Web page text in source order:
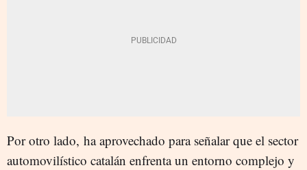
Por otro lado, ha aprovechado para señalar que el sector
automovilístico catalán enfrenta un entorno complejo y